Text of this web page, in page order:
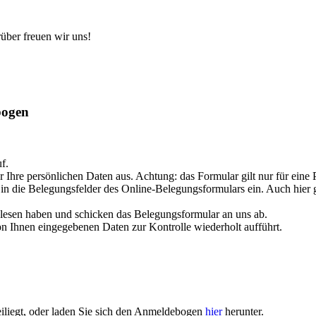
freuen wir uns!
persönlichen Daten aus. Achtung: das Formular gilt nur für eine
die Belegungsfelder des Online-Belegungsformulars ein. Auch
haben und schicken das Belegungsformular an uns ab.
Ihnen eingegebenen Daten zur Kontrolle wiederholt aufführt.
oder laden Sie sich den Anmeldebogen hierherunter.